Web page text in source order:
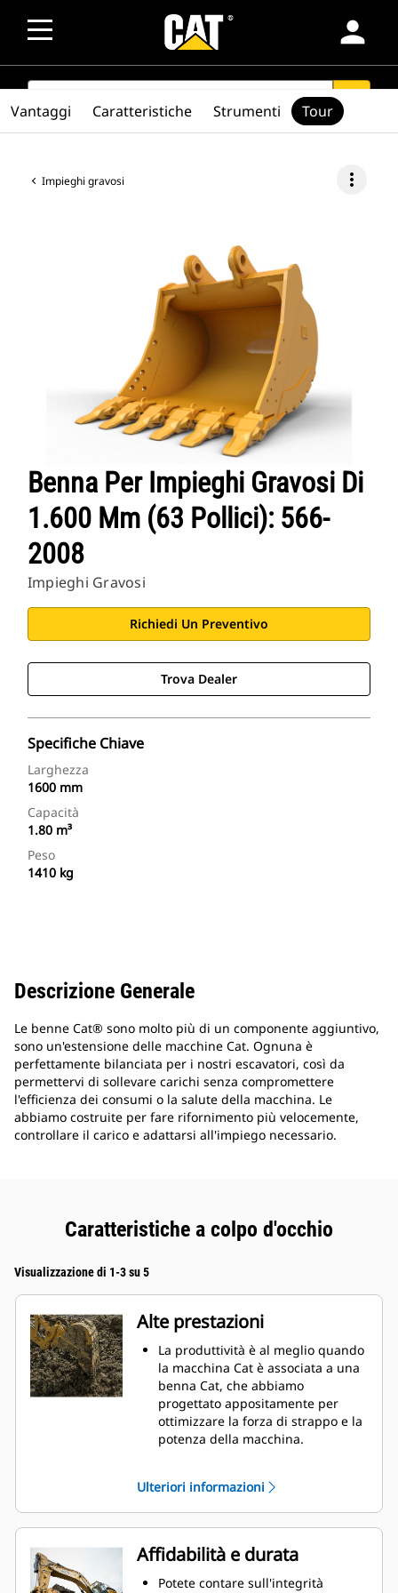
person
SEARCH search
Impieghi gravosi more_vert
Benna Per Impieghi Gravosi Di
1.600 Mm (63 Pollici): 566-
2008
Impieghi Gravosi
Richiedi Un Preventivo
Trova Dealer
Specifiche Chiave
Larghezza
1600 mm
Capacità
1.80 m³
Peso
1410 kg
Vantaggi Caratteristiche Strumenti Tour
Descrizione Generale
Le benne Cat® sono molto più di un componente aggiuntivo,
sono un'estensione delle macchine Cat. Ognuna è
perfettamente bilanciata per i nostri escavatori, così da
permettervi di sollevare carichi senza compromettere
l'efficienza dei consumi o la salute della macchina. Le
abbiamo costruite per fare rifornimento più velocemente,
controllare il carico e adattarsi all'impiego necessario.
Caratteristiche a colpo d'occhio
Visualizzazione di 1-3 su 5
Alte prestazioni
La produttività è al meglio quando
la macchina Cat è associata a una
benna Cat, che abbiamo
progettato appositamente per
ottimizzare la forza di strappo e la
potenza della macchina.
benna. Il gioco del tallone
aggiunto assicura che il fondo
della benna non si trascini,
riducendo i costi della
manutenzione.
I consumi di carburante si
Ulteriori informazioni
Affidabilità e durata
Potete contare sull'integrità